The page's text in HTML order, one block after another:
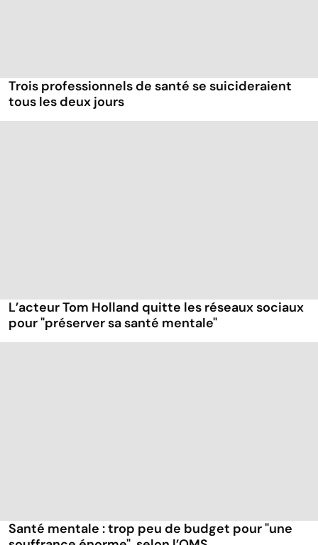
Trois professionnels de santé se suicideraient
tous les deux jours
L’acteur Tom Holland quitte les réseaux sociaux
pour "préserver sa santé mentale"
Santé mentale : trop peu de budget pour "une